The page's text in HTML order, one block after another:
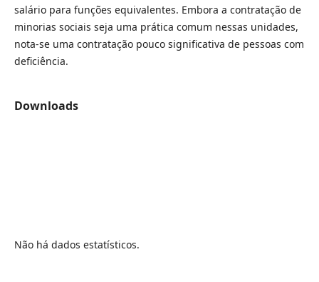
salário para funções equivalentes. Embora a contratação de
minorias sociais seja uma prática comum nessas unidades,
nota-se uma contratação pouco significativa de pessoas com
deficiência.
Downloads
Não há dados estatísticos.